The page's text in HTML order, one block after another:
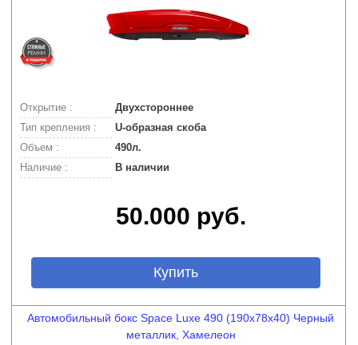
Открытие :
Двухстороннее
Тип крепления :
U-образная скоба
Объем :
490л.
Наличие :
В наличии
50.000 руб.
Купить
Автомобильный бокс Space Luxe 490 (190х78х40) Черный
металлик, Хамелеон